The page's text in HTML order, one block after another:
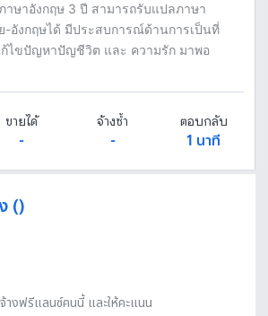
ษาอังกฤษ 3 ปี สามารถรับแปลภาษา
-อังกฤษได้ มีประสบการณ์ด้านการเป็นที่
ไขปัญหาปัญชีวิต และ ความรัก มาพอ
ขายได้
-
จ้างซ้ำ
-
ตอบกลับ
1 นาที
()
างฟรีแลนซ์คนนี้ และให้คะแนน